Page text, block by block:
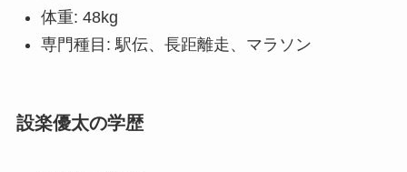
体重: 48kg
専門種目: 駅伝、長距離走、マラソン
設楽優太の学歴